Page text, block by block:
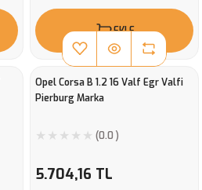
EKLE
Opel Corsa B 1.2 16 Valf Egr Valfi
Pierburg Marka
(0.0 )
5.704,16 TL